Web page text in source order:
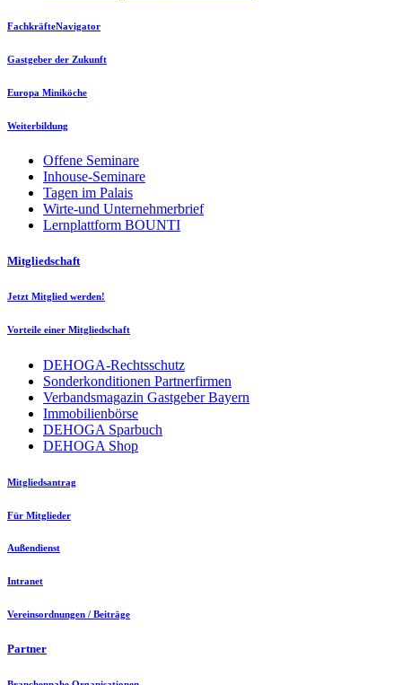
FachkräfteNavigator
Gastgeber der Zukunft
Europa Miniköche
Weiterbildung
Offene Seminare
Inhouse-Seminare
Tagen im Palais
Wirte-und Unternehmerbrief
Lernplattform BOUNTI
Mitgliedschaft
Jetzt Mitglied werden!
Vorteile einer Mitgliedschaft
DEHOGA-Rechtsschutz
Sonderkonditionen Partnerfirmen
Verbandsmagazin Gastgeber Bayern
Immobilienbörse
DEHOGA Sparbuch
DEHOGA Shop
Mitgliedsantrag
Für Mitglieder
Außendienst
Intranet
Vereinsordnungen / Beiträge
Partner